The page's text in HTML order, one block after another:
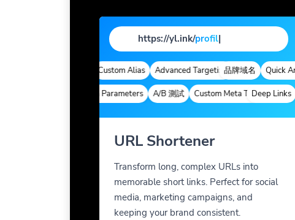
https://yl.ink/profil|
Custom Alias Advanced Targeting品牌域名 Quick
Custom Parameters A/B 測試 Custom Meta TagsDeep Links
URL Shortener
Transform long, complex URLs into
memorable short links. Perfect for social
media, marketing campaigns, and
keeping your brand consistent.